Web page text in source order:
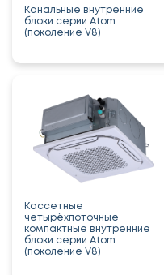
Канальные внутренние
блоки серии Atom
(поколение V8)
Кассетные
четырёхпоточные
компактные внутренние
блоки серии Atom
(поколение V8)